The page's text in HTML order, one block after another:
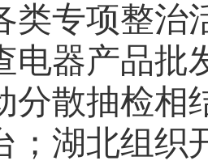
类专项整治
电器产品批
分散抽检相
；湖北组织